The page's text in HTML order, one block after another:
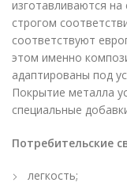
изготавливаются
строгом
соответствуют
этом именно
адаптированы под
Покрытие металла
специальные
Потребительские
легкость;